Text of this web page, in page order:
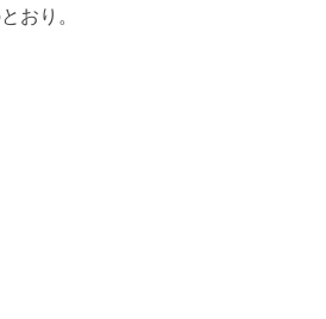
おり。